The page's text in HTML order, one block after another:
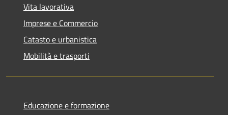
Vita lavorativa
Imprese e Commercio
Catasto e urbanistica
Mobilità e trasporti
Educazione e formazione